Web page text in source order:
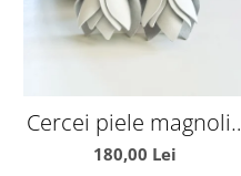
Cercei piele magnolie
alba
180,00 Lei